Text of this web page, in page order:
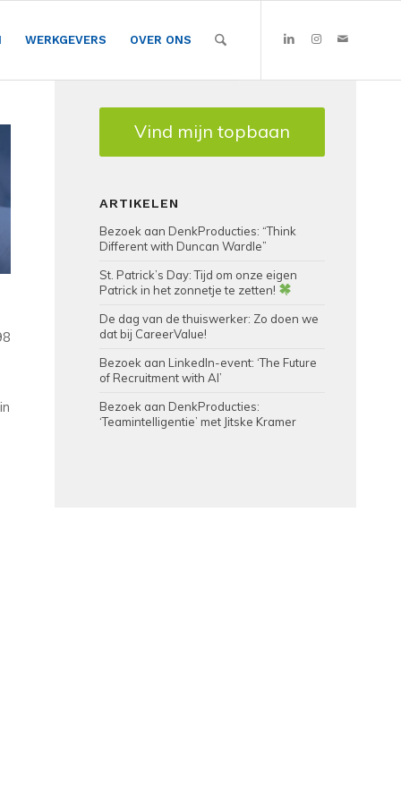
WERKGEVERS OVER ONS
Vind mijn topbaan
ARTIKELEN
Bezoek aan DenkProducties: “Think
Different with Duncan Wardle”
St. Patrick’s Day: Tijd om onze eigen
Patrick in het zonnetje te zetten!
De dag van de thuiswerker: Zo doen we
dat bij CareerValue!
Bezoek aan LinkedIn-event: ‘The Future
of Recruitment with AI’
Bezoek aan DenkProducties:
‘Teamintelligentie’ met Jitske Kramer